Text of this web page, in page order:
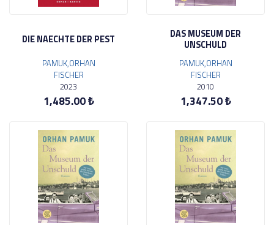
DIE NAECHTE DER PEST
PAMUK,ORHAN
FISCHER
2023
1,485.00 ₺
DAS MUSEUM DER
UNSCHULD
PAMUK,ORHAN
FISCHER
2010
1,347.50 ₺